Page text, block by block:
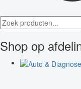
Shop op